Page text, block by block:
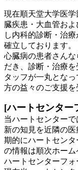
現在順天堂大学医
臓疾患・大血管お
し内科的診断・治
確立しております。
心臓病の患者さん
だき、診断・治療
タッフが一丸とな
方の益々のご支援を
[ハートセンター
当ハートセンター
新の知見を近隣の
期的にハートセン
の情報は順次ホーム
ハートセンターフォ